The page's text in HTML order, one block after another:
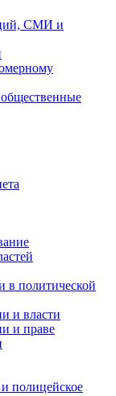
СМИ и
в политической
и власти
и праве
полицейское